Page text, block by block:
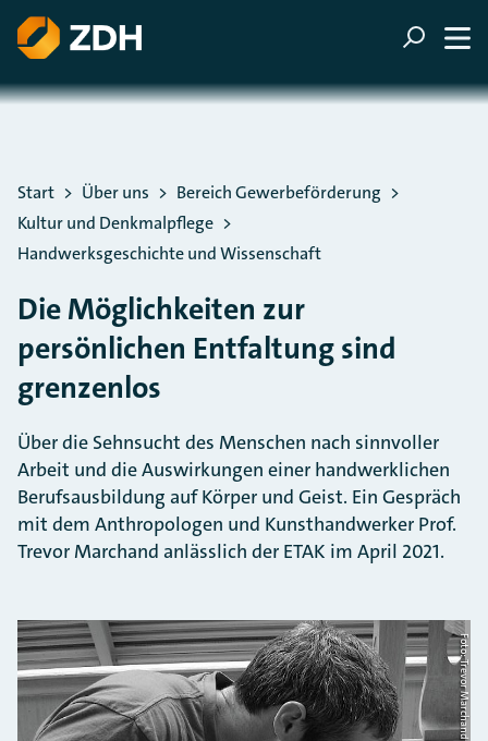
ZUM HAUPTINHALT SPRINGEN
ZUR SUCHE SPRINGEN
Sie befinden sich hier:
Start Über uns
Bereich Gewerbeförderung
Kultur und Denkmalpflege
Handwerksgeschichte und Wissenschaft
Die Möglichkeiten zur
persönlichen Entfaltung sind
grenzenlos
Über die Sehnsucht des Menschen nach sinnvoller
Arbeit und die Auswirkungen einer handwerklichen
Berufsausbildung auf Körper und Geist. Ein Gespräch
mit dem Anthropologen und Kunsthandwerker Prof.
Trevor Marchand anlässlich der ETAK im April 2021.
Foto: Trevor Marchand